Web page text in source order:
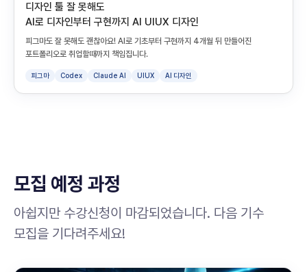
디자인 툴 잘 못해도
AI로 디자인부터 구현까지 AI UIUX 디자인
피그마도 잘 못해도 괜찮아요! AI로 기초부터 구현까지 4개월 뒤 만들어진
포트폴리오로 취업할때까지 책임집니다.
피그마 Codex Claude AI UIUX AI 디자인
모집 예정 과정
아쉽지만 수강신청이 마감되었습니다. 다음 기수
모집을 기다려주세요!